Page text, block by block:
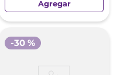
Agregar
-30 %